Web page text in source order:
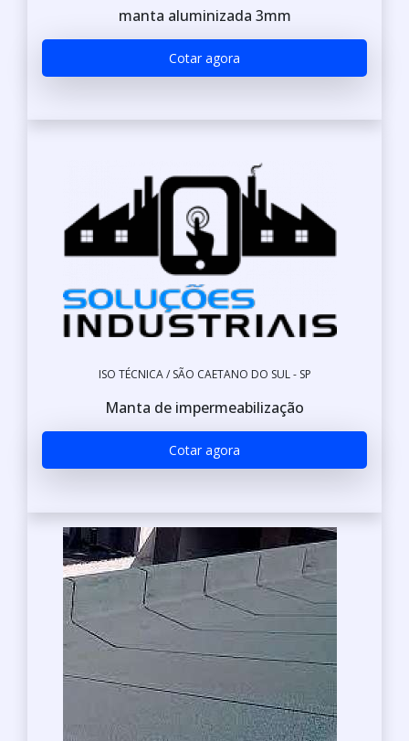
manta aluminizada 3mm
Cotar agora
ISO TÉCNICA / SÃO CAETANO DO SUL - SP
Manta de impermeabilização
Cotar agora